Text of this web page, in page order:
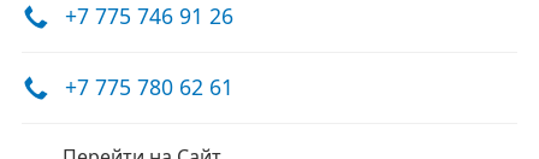
+7 775 746 91 26
+7 775 780 62 61